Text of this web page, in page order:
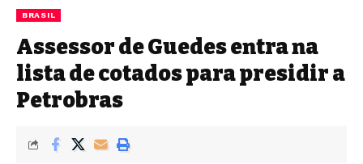
BRASIL
Assessor de Guedes entra na
lista de cotados para presidir a
Petrobras